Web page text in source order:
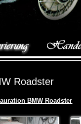
Roadster
BMW Roadster